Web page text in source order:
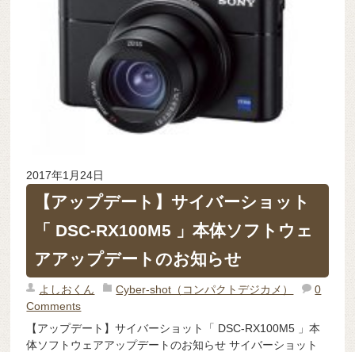
2017年1月24日
【アップデート】サイバーショット
「 DSC-RX100M5 」本体ソフトウェ
アアップデートのお知らせ
よしおくん Cyber-shot（コンパクトデジカメ）
0
Comments
【アップデート】サイバーショット「 DSC-RX100M5 」本
体ソフトウェアアップデートのお知らせ サイバーショット